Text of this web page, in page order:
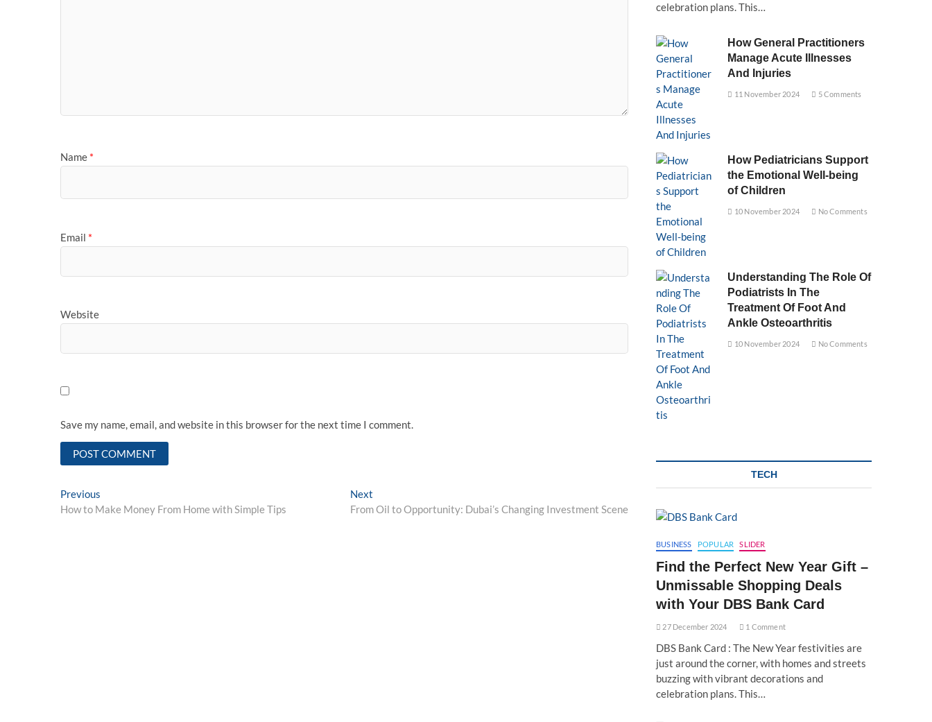
Name *
Email *
Website
Save my name, email, and website in this browser for the next time I comment.
Post
navigation
Previous
post:
How to Make Money From Home with Simple Tips
Next
post:
From Oil to Opportunity: Dubai’s Changing Investment Scene
celebration plans. This…
How General Practitioners
Manage Acute Illnesses
And Injuries
11 November 2024 5 Comments
How Pediatricians Support
the Emotional Well-being
of Children
10 November 2024 No Comments
Understanding The Role Of
Podiatrists In The
Treatment Of Foot And
Ankle Osteoarthritis
10 November 2024 No Comments
TECH
BUSINESS POPULAR SLIDER
Find the Perfect New Year Gift –
Unmissable Shopping Deals
with Your DBS Bank Card
27 December 2024 1 Comment
DBS Bank Card : The New Year festivities are
just around the corner, with homes and streets
buzzing with vibrant decorations and
celebration plans. This…